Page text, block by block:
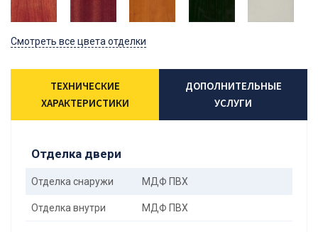
Смотреть все цвета отделки
ТЕХНИЧЕСКИЕ
ХАРАКТЕРИСТИКИ
ДОПОЛНИТЕЛЬНЫЕ
УСЛУГИ
Отделка двери
Отделка снаружи МДФ ПВХ
Отделка внутри МДФ ПВХ